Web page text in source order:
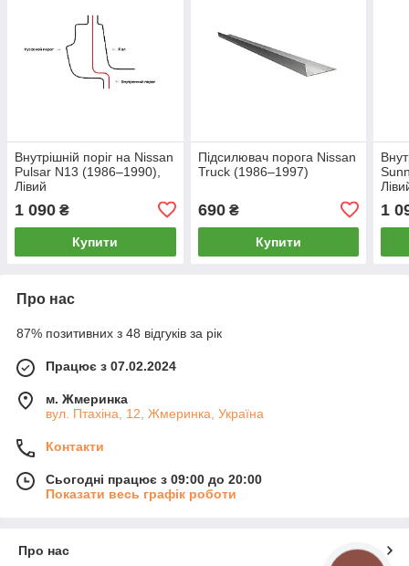
Внутрішній поріг на Nissan
Pulsar N13 (1986–1990),
Лівий
1 090 ₴
Купити
Підсилювач порога Nissan
Truck (1986–1997)
690₴
Купити
1
Про нас
87% позитивних з 48 відгуків за рік
Працює з 07.02.2024
м. Жмеринка
вул. Птахіна, 12, Жмеринка, Україна
Контакти
Сьогодні працює з 09:00 до 20:00
Показати весь графік роботи
Про нас